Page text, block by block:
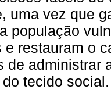
uma vez que
população
e restauram o
de administrar
tecido social.